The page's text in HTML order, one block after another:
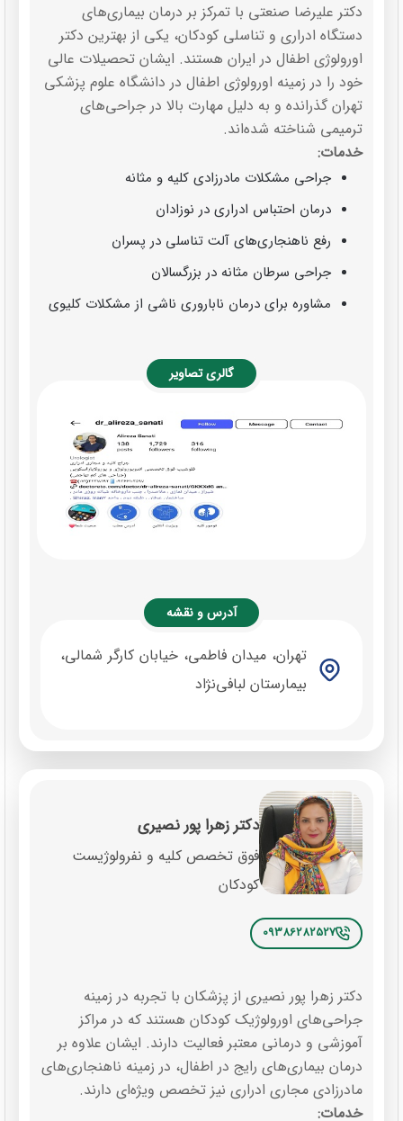
دکتر علیرضا صنعتی با تمرکز بر درمان بیماری‌های
دستگاه ادراری و تناسلی کودکان، یکی از بهترین دکتر
اورولوژی اطفال در ایران هستند. ایشان تحصیلات عالی
خود را در زمینه اورولوژی اطفال در دانشگاه علوم پزشکی
تهران گذرانده و به دلیل مهارت بالا در جراحی‌های
ترمیمی شناخته شده‌اند.
خدمات:
جراحی مشکلات مادرزادی کلیه و مثانه
درمان احتباس ادراری در نوزادان
رفع ناهنجاری‌های آلت تناسلی در پسران
جراحی سرطان مثانه در بزرگسالان
مشاوره برای درمان ناباروری ناشی از مشکلات کلیوی
گالری تصاویر
آدرس و نقشه
تهران، میدان فاطمی، خیابان کارگر شمالی،
بیمارستان لبافی‌نژاد
دکتر زهرا پور نصیری
فوق تخصص کلیه و نفرولوژیست
کودکان
09386282527
دکتر زهرا پور نصیری از پزشکان با تجربه در زمینه
جراحی‌های اورولوژیک کودکان هستند که در مراکز
آموزشی و درمانی معتبر فعالیت دارند. ایشان علاوه بر
درمان بیماری‌های رایج در اطفال، در زمینه ناهنجاری‌های
مادرزادی مجاری ادراری نیز تخصص ویژه‌ای دارند.
خدمات: